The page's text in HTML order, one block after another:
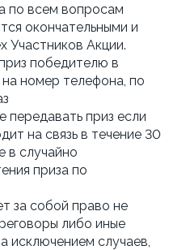
по всем вопросам
окончательными и
Участников Акции.
победителю в
номер телефона, по
передавать приз если
на связь в течение 30
в случайно
приза по
за собой право не
либо иные
исключением случаев,